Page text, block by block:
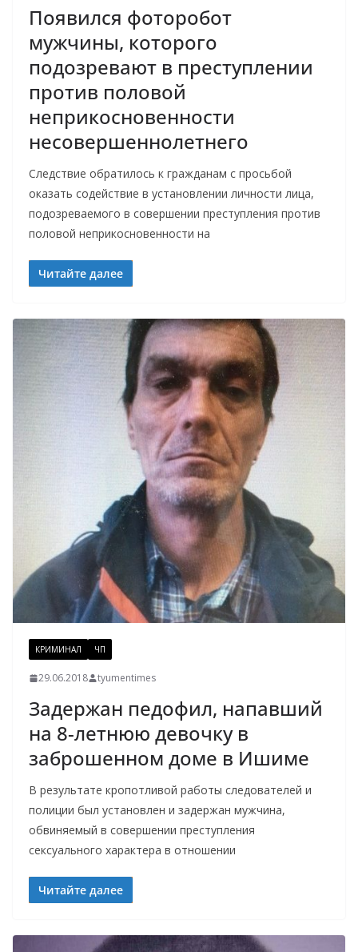
Появился фоторобот
мужчины, которого
подозревают в преступлении
против половой
неприкосновенности
несовершеннолетнего
Следствие обратилось к гражданам с просьбой
оказать содействие в установлении личности лица,
подозреваемого в совершении преступления против
половой неприкосновенности на
Читайте далее
КРИМИНАЛ ЧП
29.06.2018 tyumentimes
Задержан педофил, напавший
на 8-летнюю девочку в
заброшенном доме в Ишиме
В результате кропотливой работы следователей и
полиции был установлен и задержан мужчина,
обвиняемый в совершении преступления
сексуального характера в отношении
Читайте далее